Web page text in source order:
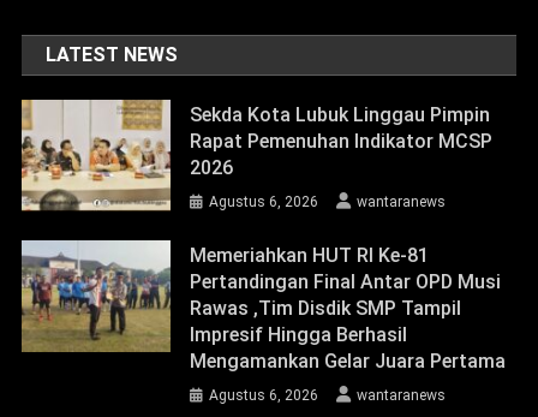
LATEST NEWS
Sekda Kota Lubuk Linggau Pimpin
Rapat Pemenuhan Indikator MCSP
2026
Agustus 6, 2026 wantaranews
Memeriahkan HUT RI Ke-81
Pertandingan Final Antar OPD Musi
Rawas ,Tim Disdik SMP Tampil
Impresif Hingga Berhasil
Mengamankan Gelar Juara Pertama
Agustus 6, 2026 wantaranews